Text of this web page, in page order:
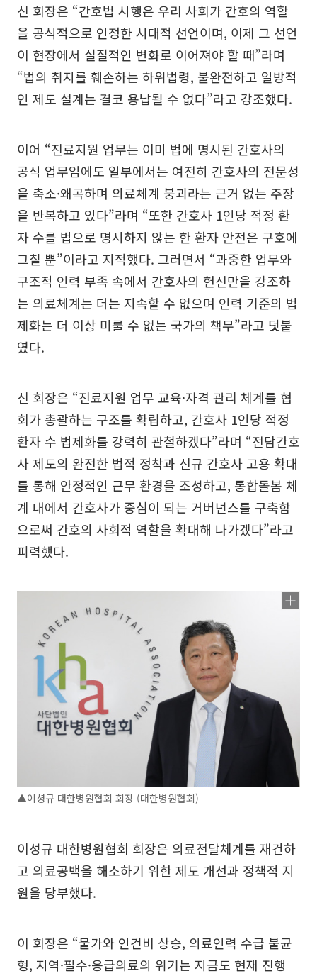
신 회장은 “간호법 시행은 우리 사회가 간호의 역할
을 공식적으로 인정한 시대적 선언이며, 이제 그 선언
이 현장에서 실질적인 변화로 이어져야 할 때”라며
“법의 취지를 훼손하는 하위법령, 불완전하고 일방적
인 제도 설계는 결코 용납될 수 없다”라고 강조했다.
이어 “진료지원 업무는 이미 법에 명시된 간호사의
공식 업무임에도 일부에서는 여전히 간호사의 전문성
을 축소·왜곡하며 의료체계 붕괴라는 근거 없는 주장
을 반복하고 있다”라며 “또한 간호사 1인당 적정 환
자 수를 법으로 명시하지 않는 한 환자 안전은 구호에
그칠 뿐”이라고 지적했다. 그러면서 “과중한 업무와
구조적 인력 부족 속에서 간호사의 헌신만을 강조하
는 의료체계는 더는 지속할 수 없으며 인력 기준의 법
제화는 더 이상 미룰 수 없는 국가의 책무”라고 덧붙
였다.
신 회장은 “진료지원 업무 교육·자격 관리 체계를 협
회가 총괄하는 구조를 확립하고, 간호사 1인당 적정
환자 수 법제화를 강력히 관철하겠다”라며 “전담간호
사 제도의 완전한 법적 정착과 신규 간호사 고용 확대
를 통해 안정적인 근무 환경을 조성하고, 통합돌봄 체
계 내에서 간호사가 중심이 되는 거버넌스를 구축함
으로써 간호의 사회적 역할을 확대해 나가겠다”라고
피력했다.
▲이셩규 대한병원협회 회장 (대한병원협회)
이성규 대한병원협회 회장은 의료전달체계를 재건하
고 의료공백을 해소하기 위한 제도 개선과 정책적 지
원을 당부했다.
이 회장은 “물가와 인건비 상승, 의료인력 수급 불균
형, 지역·필수·응급의료의 위기는 지금도 현재 진행